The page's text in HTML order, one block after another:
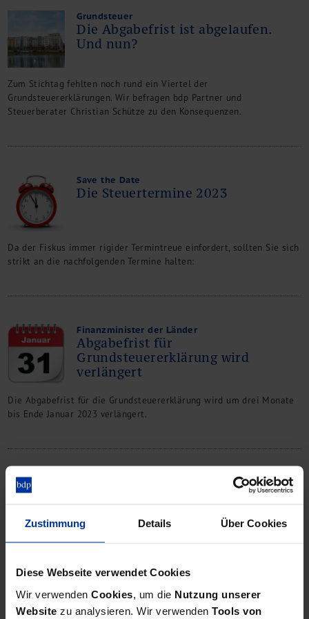
Zustimmung Details Über Cookies
Diese Webseite verwendet Cookies
Wir verwenden Cookies , um die Nutzung unserer
Website zu analysieren. Wir verwenden Tools von
Grundsteuer
Die Abgabefrist ist abgelaufen.
Und nun?
Zum Stichtag fehlten noch rund ein Viertel der
Grundsteuererklärungen. Wir befragen bdp Partner und
Steuerberater Christian Schütze zu den Konsequenzen.
Save the Date
Die Steuertermine 2023
Da der Fiskus immer rigider Termintreue einfordert, sollten Sie sich
strikt an die nachfolgenden Termine halten:
Finanzminister der Länder
Abgabefrist für
Grundsteuererklärung wird
verlängert
Die Abgabefrist für die Grundsteuererklärung wird um drei Monate
bis Ende Januar 2023 verlängert.
Bearbeitung nicht gewährleistet werden kann.